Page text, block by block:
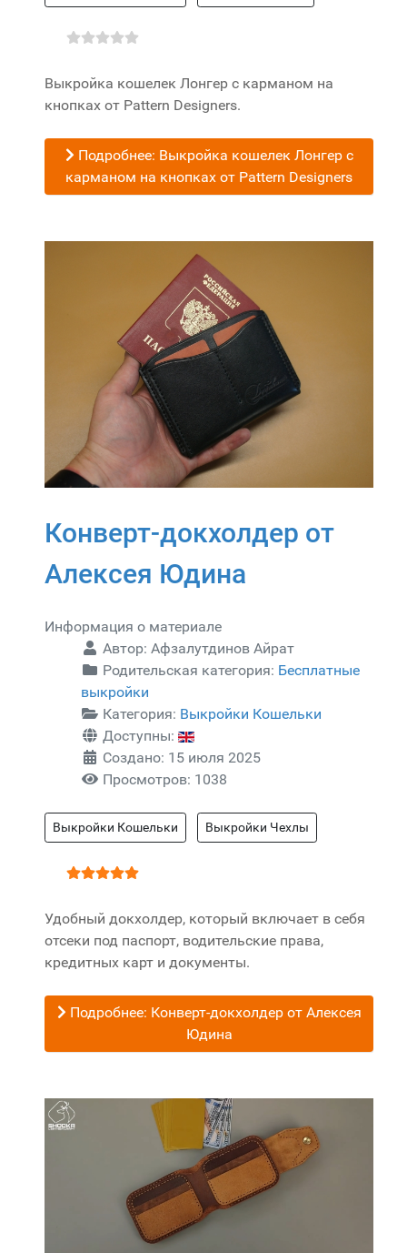
Выкройка кошелек Лонгер с карманом на
кнопках от Pattern Designers.
Подробнее: Выкройка кошелек Лонгер с
карманом на кнопках от Pattern Designers
Конверт-докхолдер от
Алексея Юдина
Информация о материале
Автор: Афзалутдинов Айрат
Родительская категория: Бесплатные
выкройки
Категория: Выкройки Кошельки
Доступны:
Создано: 15 июля 2025
Просмотров: 1038
Выкройки Кошельки Выкройки Чехлы
Удобный докхолдер, который включает в себя
отсеки под паспорт, водительские права,
кредитных карт и документы.
Подробнее: Конверт-докхолдер от Алексея
Юдина